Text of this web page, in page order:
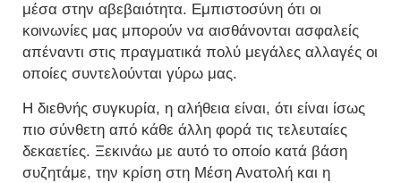
μέσα στην αβεβαιότητα. Εμπιστοσύνη ότι οι
κοινωνίες μας μπορούν να αισθάνονται ασφαλείς
απέναντι στις πραγματικά πολύ μεγάλες αλλαγές οι
οποίες συντελούνται γύρω μας.
Η διεθνής συγκυρία, η αλήθεια είναι, ότι είναι ίσως
πιο σύνθετη από κάθε άλλη φορά τις τελευταίες
δεκαετίες. Ξεκινάω με αυτό το οποίο κατά βάση
συζητάμε, την κρίση στη Μέση Ανατολή και η